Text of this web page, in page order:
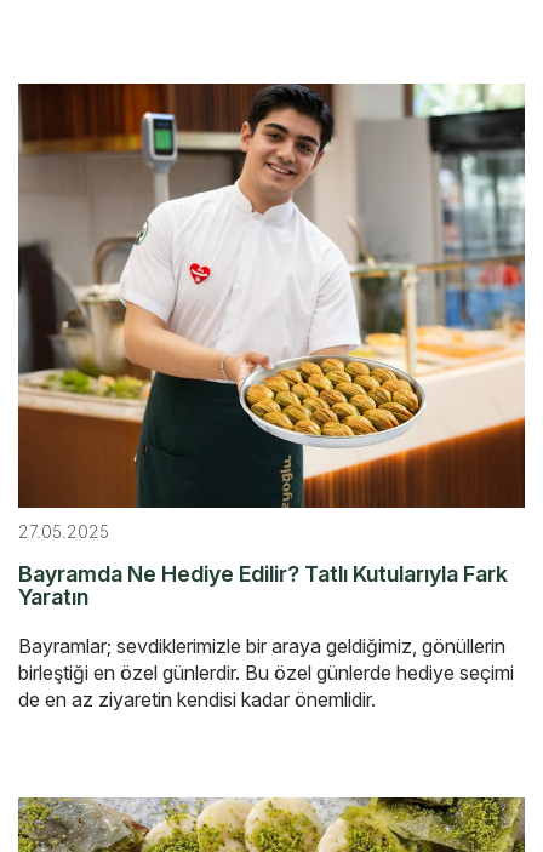
27.05.2025
Bayramda Ne Hediye Edilir? Tatlı Kutularıyla Fark
Yaratın
Bayramlar; sevdiklerimizle bir araya geldiğimiz, gönüllerin
birleştiği en özel günlerdir. Bu özel günlerde hediye seçimi
de en az ziyaretin kendisi kadar önemlidir.